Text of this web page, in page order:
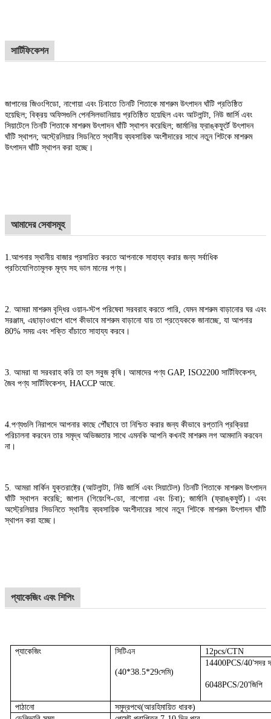
সার্টিফিকেশন
জাপানের জিওংগিডো, নাগোয়া এবং চিবাতে তিনটি শিতাকে মাশরুম উৎপাদন ঘাঁটি প্রতিষ্ঠিত
হয়েছিল; বিক্রয় অফিসগুলি পেনসিলভানিয়ায় প্রতিষ্ঠিত হয়েছিল এবং আটলান্টা, নিউ জার্সি এবং
সিয়াটেলে তিনটি শিতাকে মাশরুম উৎপাদন ঘাঁটি স্থাপন করেছিল; জার্মানির ফ্রাঙ্কফুর্টে উৎপাদন
ঘাঁটি স্থাপন; অস্ট্রেলিয়ার সিডনিতে স্থানীয় ব্যবসায়িক অংশীদারের সাথে নতুন শিটকে মাশরুম
উৎপাদন ঘাঁটি স্থাপন করা হচ্ছে।
আমাদের সেবাসমূহ
1. আপনার স্থানীয় বাজার প্রসারিত করতে আপনাকে সাহায্য করার জন্য সর্বাধিক
প্রতিযোগিতামূলক মূল্য সহ ভাল মানের পণ্য।
2. আমরা মাশরুম বৃদ্ধির ওয়ান-স্টপ পরিষেবা সরবরাহ করতে পারি, যেমন মাশরুম বাড়ানোর ঘর এবং
সরঞ্জাম, এছাড়াওধাপে ধাপে কীভাবে মাশরুম বাড়ানো যায় তা প্রত্যেককে জানাচ্ছে, যা আপনার
80% সময় এবং শক্তি বাঁচাতে সাহায্য করবে।
3. আমরা যা সরবরাহ করি তা হল সবুজ কৃষি। আমাদের পণ্য GAP, ISO2200 সার্টিফিকেশন,
জৈব পণ্য সার্টিফিকেশন, HACCP আছে.
4. পণ্যগুলি নিরাপদে আপনার কাছে পৌঁছাবে তা নিশ্চিত করার জন্য কীভাবে রপ্তানি প্রক্রিয়া
পরিচালনা করবেন তার সমৃদ্ধ অভিজ্ঞতার সাথে এমনকি আপনি কখনই মাশরুম লগ আমদানি করবেন
না।
5. আমরা মার্কিন যুক্তরাষ্ট্রে (আটলান্টা, নিউ জার্সি এবং সিয়াটেল) তিনটি শিতাকে মাশরুম উৎপাদন
ঘাঁটি স্থাপন করেছি; জাপান (গিয়েংগি-ডো, নাগোয়া এবং চিবা); জার্মানি (ফ্রাঙ্কফুর্ট)। এবং
অস্ট্রেলিয়ার সিডনিতে স্থানীয় ব্যবসায়িক অংশীদারের সাথে নতুন শিটকে মাশরুম উৎপাদন ঘাঁটি
স্থাপন করা হচ্ছে।
প্যাকেজিং এবং শিপিং
প্যাকেজিং সিটিএন
(40*38.5*29সেমি)
12pcs/CTN
14400PCS/40'সদর
6048PCS/20'জিপি
পাঠানো সমুদ্রপথে(আরহিমায়িত ধারক)